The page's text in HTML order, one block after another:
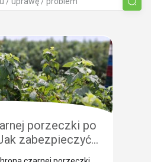
porzeczki po
zabezpieczyć
chorobami i